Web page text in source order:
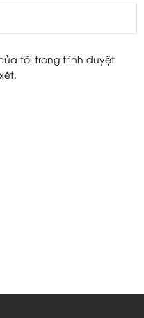
tôi trong trình duyệt